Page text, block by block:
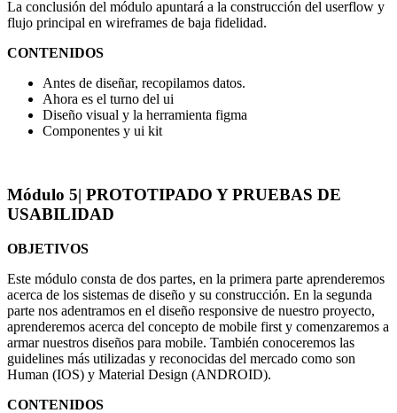
La conclusión del módulo apuntará a la construcción del userflow y
flujo principal en wireframes de baja fidelidad.
CONTENIDOS
Antes de diseñar, recopilamos datos.
Ahora es el turno del ui
Diseño visual y la herramienta figma
Componentes y ui kit
Módulo 5| PROTOTIPADO Y PRUEBAS DE
USABILIDAD
OBJETIVOS
Este módulo consta de dos partes, en la primera parte aprenderemos
acerca de los sistemas de diseño y su construcción. En la segunda
parte nos adentramos en el diseño responsive de nuestro proyecto,
aprenderemos acerca del concepto de mobile first y comenzaremos a
armar nuestros diseños para mobile. También conoceremos las
guidelines más utilizadas y reconocidas del mercado como son
Human (IOS) y Material Design (ANDROID).
CONTENIDOS